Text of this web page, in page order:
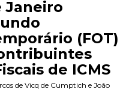
Janeiro
(FOT)
de ICMS
de Vicq de Cumptich e João